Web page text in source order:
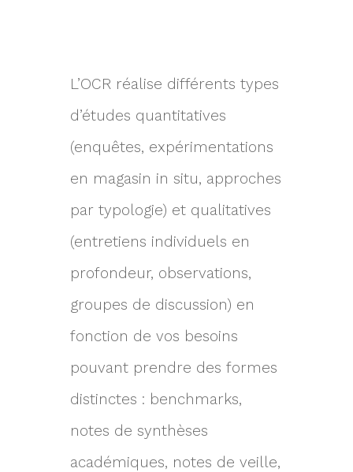
L’OCR réalise différents types
d’études quantitatives
(enquêtes, expérimentations
en magasin in situ, approches
par typologie) et qualitatives
(entretiens individuels en
profondeur, observations,
groupes de discussion) en
fonction de vos besoins
pouvant prendre des formes
distinctes : benchmarks,
notes de synthèses
académiques, notes de veille,